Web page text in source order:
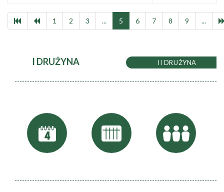
1 2 3 ... 5 6 7 8 9 ...
I DRUŻYNA II DRUŻYNA